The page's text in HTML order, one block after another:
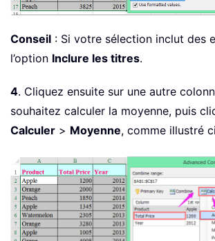
Conseil : Si votre sélection inclut des
l’option Inclure les titres.
4. Cliquez ensuite sur une autre
souhaitez calculer la moyenne, puis
Calculer > Moyenne, comme illustré